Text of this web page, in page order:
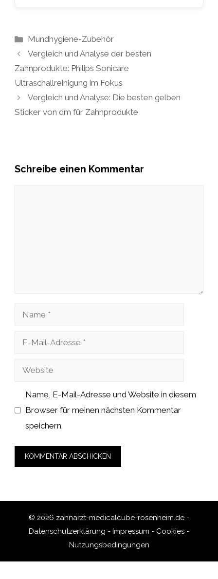
Kategorien
Mundhygiene-Zubehör
Vergleich und Analyse der besten
Zahnprodukte: Philips Sonicare
Ultraschallreinigung im Fokus
Vergleich und Analyse: Die besten gelben
Sticker von dm für Zahnprodukte
Schreibe einen Kommentar
Name
Adresse
Website
Name, E-Mail-Adresse und Website in diesem
Browser für meinen nächsten Kommentar
speichern.
© 2026 zahnarzt-medicalcube-rosenheim.de -
Datenschutzerklärung - Impressum - Cookies -
Nutzungsbedingungen